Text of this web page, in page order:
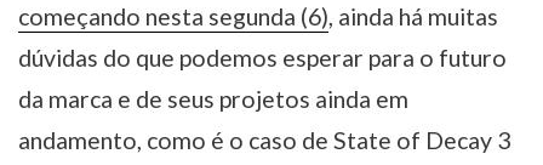
começando nesta segunda (6) , ainda há muitas
dúvidas do que podemos esperar para o futuro
da marca e de seus projetos ainda em
andamento, como é o caso de State of Decay 3